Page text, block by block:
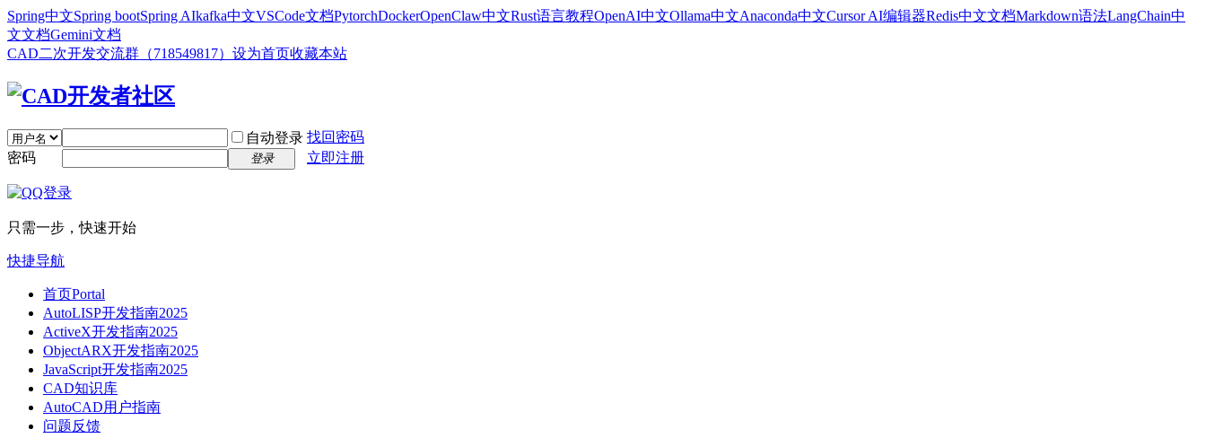
Spring中文Spring bootSpring AIkafka中文VSCode文档PytorchDockerOpenClaw中文Rust语言教程OpenAI中文Ollama中文Anaconda中文Cursor AI编辑器Redis中文文档Markdown语法LangChain中
文文档Gemini文档
CAD二次开发交流群（718549817） 设为首页收藏本站
自动登录 找回密码
密码
登录 立即注册
只需一步，快速开始
快捷导航
首页Portal
AutoLISP开发指南2025
ActiveX开发指南2025
ObjectARX开发指南2025
JavaScript开发指南2025
CAD知识库
AutoCAD用户指南
问题反馈